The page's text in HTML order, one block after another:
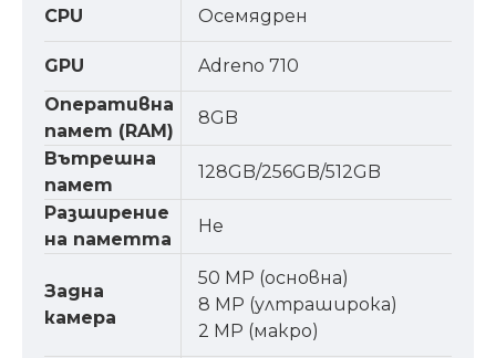
CPU Осемядрен
GPU
Adreno 710
Оперативна
памет (RAM)
8GB
Вътрешна
памет
128GB/256GB/512GB
Разширение
на паметта
Не
Задна
камера
50 MP (основна)
8 MP (ултраширока)
2 MP (макро)